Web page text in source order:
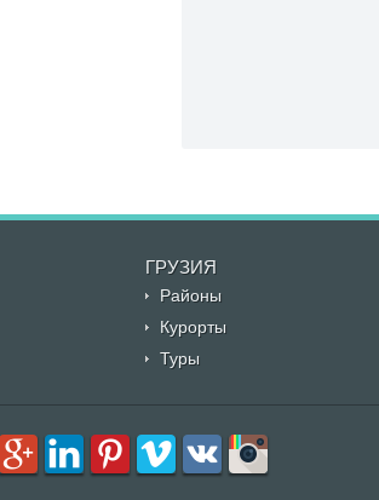
ГРУЗИЯ
Районы
Курорты
Туры